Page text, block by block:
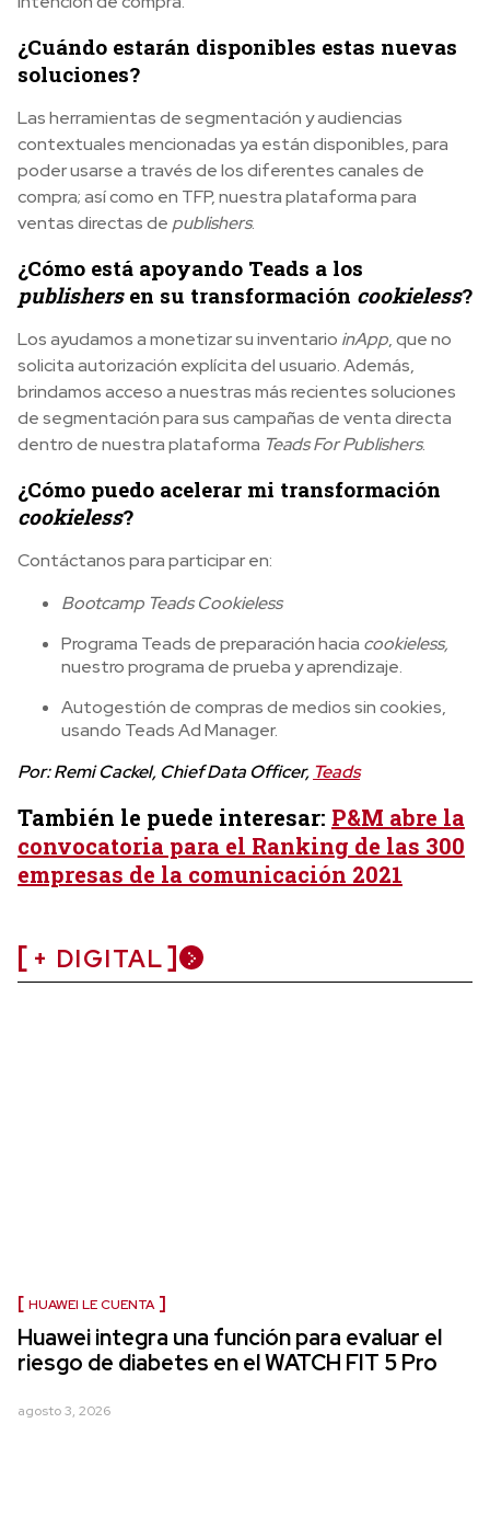
¿Cuándo estarán disponibles estas nuevas
soluciones?
Las herramientas de segmentación y audiencias
contextuales mencionadas ya están disponibles, para
poder usarse a través de los diferentes canales de
compra; así como en TFP, nuestra plataforma para
ventas directas de publishers.
¿Cómo está apoyando Teads a los
publishersen su transformación cookieless?
Los ayudamos a monetizar su inventario inApp, que no
solicita autorización explícita del usuario. Además,
brindamos acceso a nuestras más recientes soluciones
de segmentación para sus campañas de venta directa
dentro de nuestra plataforma Teads For Publishers.
¿Cómo puedo acelerar mi transformación
cookieless?
Contáctanos para participar en:
Bootcamp Teads Cookieless
Programa Teads de preparación hacia cookieless,
nuestro programa de prueba y aprendizaje.
Autogestión de compras de medios sin cookies,
usando Teads Ad Manager.
Por: Remi Cackel, Chief Data Officer, Teads
También le puede interesar: P&M abre la
convocatoria para el Ranking de las 300
empresas de la comunicación 2021
+ DIGITAL
HUAWEI LE CUENTA
Huawei integra una función para evaluar el
riesgo de diabetes en el WATCH FIT 5 Pro
agosto 3, 2026